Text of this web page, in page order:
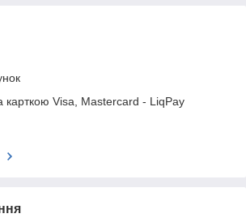
карткою Visa, Mastercard - LiqPay